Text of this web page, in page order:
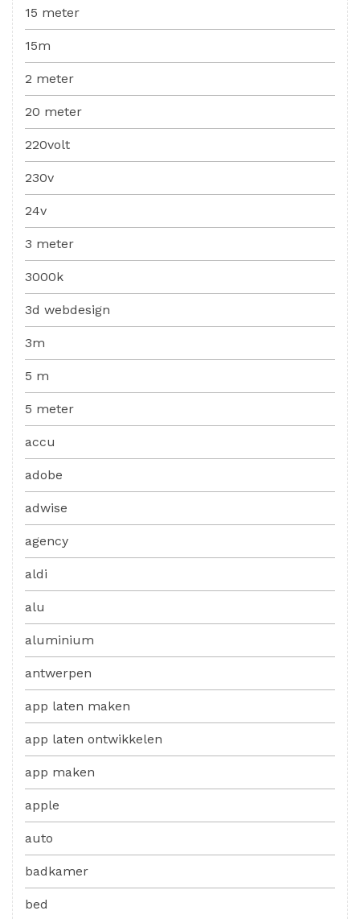
15 meter
15m
2 meter
20 meter
220volt
230v
24v
3 meter
3000k
3d webdesign
3m
5 m
5 meter
accu
adobe
adwise
agency
aldi
alu
aluminium
antwerpen
app laten maken
app laten ontwikkelen
app maken
apple
auto
badkamer
bed